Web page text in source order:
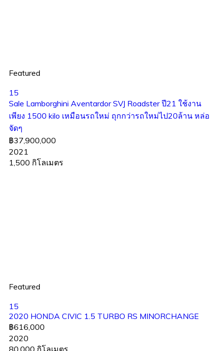
Featured
15
Sale Lamborghini Aventardor SVJ Roadster ปี21 ใช้งาน
เพียง 1500 kilo เหมือนรถใหม่ ถุกกว่ารถใหม่ไป20ล้าน หล่อ
จัดๆ
฿37,900,000
2021
1,500 กิโลเมตร
Featured
15
2020 HONDA CIVIC 1.5 TURBO RS MINORCHANGE
฿616,000
2020
80,000 กิโลเมตร